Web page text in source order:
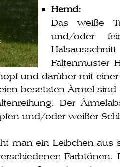
Hemd:
Das wei­ße
und/oder
Faltenmuster
und dar­über mit
besetz­ten Ärmel
Der
und/oder wei­ßer
man ein Leibchen aus